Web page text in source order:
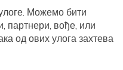
Можемо бити
партнери, вође, или
од ових улога захтева